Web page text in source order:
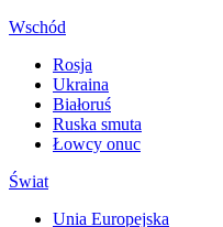
Wschód
Rosja
Ukraina
Białoruś
Ruska smuta
Łowcy onuc
Świat
Unia Europejska